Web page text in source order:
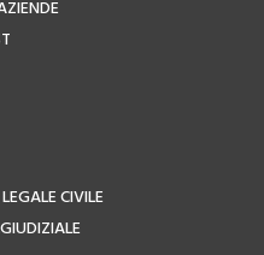
CIVILE